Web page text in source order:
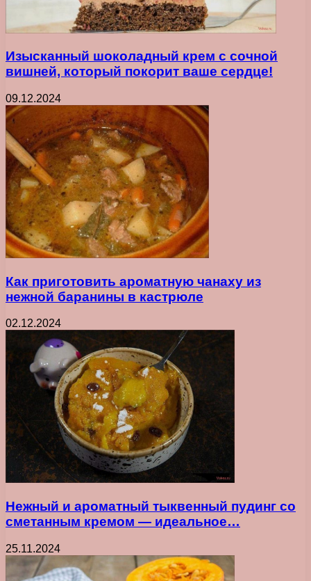
Изысканный шоколадный крем с сочной
вишней, который покорит ваше сердце!
09.12.2024
Как приготовить ароматную чанаху из
нежной баранины в кастрюле
02.12.2024
Нежный и ароматный тыквенный пудинг со
сметанным кремом — идеальное…
25.11.2024